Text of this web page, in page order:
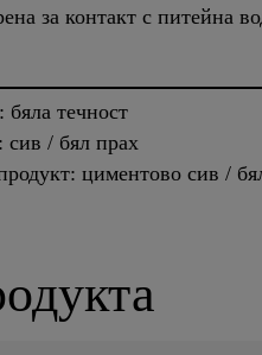
за контакт с питейна
течност
/ бял прах
циментово сив /